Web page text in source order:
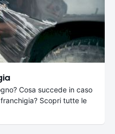
Cosa succede in caso
Scopri tutte le